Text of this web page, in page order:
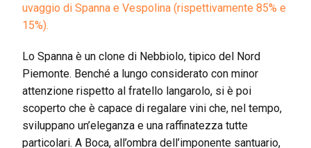
uvaggio di Spanna e Vespolina (rispettivamente 85% e
15%).
Lo Spanna è un clone di Nebbiolo, tipico del Nord
Piemonte. Benché a lungo considerato con minor
attenzione rispetto al fratello langarolo, si è poi
scoperto che è capace di regalare vini che, nel tempo,
sviluppano un’eleganza e una raffinatezza tutte
particolari. A Boca, all’ombra dell’imponente santuario,